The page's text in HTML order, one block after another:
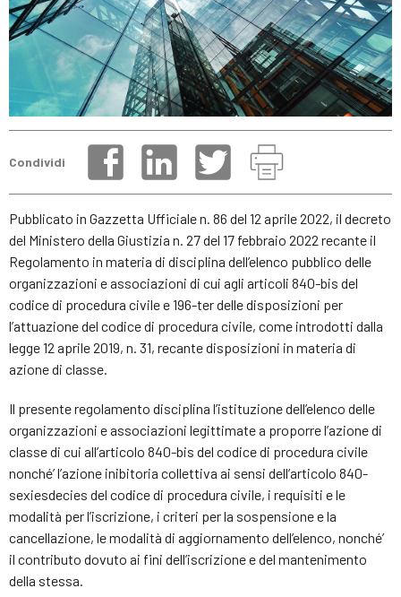
Condividi
Pubblicato in Gazzetta Ufficiale n. 86 del 12 aprile 2022, il decreto
del Ministero della Giustizia n. 27 del 17 febbraio 2022 recante il
Regolamento in materia di disciplina dell’elenco pubblico delle
organizzazioni e associazioni di cui agli articoli 840-bis del
codice di procedura civile e 196-ter delle disposizioni per
l’attuazione del codice di procedura civile, come introdotti dalla
legge 12 aprile 2019, n. 31, recante disposizioni in materia di
azione di classe.
Il presente regolamento disciplina l’istituzione dell’elenco delle
organizzazioni e associazioni legittimate a proporre l’azione di
classe di cui all’articolo 840-bis del codice di procedura civile
nonché’ l’azione inibitoria collettiva ai sensi dell’articolo 840-
sexiesdecies del codice di procedura civile, i requisiti e le
modalità per l’iscrizione, i criteri per la sospensione e la
cancellazione, le modalità di aggiornamento dell’elenco, nonché’
il contributo dovuto ai fini dell’iscrizione e del mantenimento
della stessa.